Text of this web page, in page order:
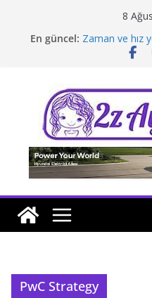
8
En güncel: Zaman ve hız
Borusan Next
Tatil
PwC Strategy